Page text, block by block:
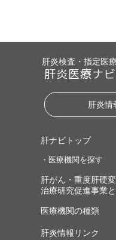
肝炎検査・指定医
肝炎医療ナ
肝炎情
肝ナビトップ
・医療機関を探す
肝がん・重度肝硬変
治療研究促進事業
医療機関の種類
肝炎情報リンク